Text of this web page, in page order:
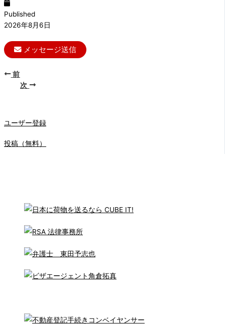
Published
2026年8月6日
メッセージ送信
前
次
ユーザー登録
投稿（無料）